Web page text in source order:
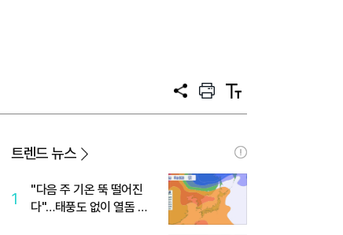
공
프
트
텍
트
트렌드 뉴스
1
"다음 주 기온 뚝 떨어진
다"…태풍도 없이 열돔 박